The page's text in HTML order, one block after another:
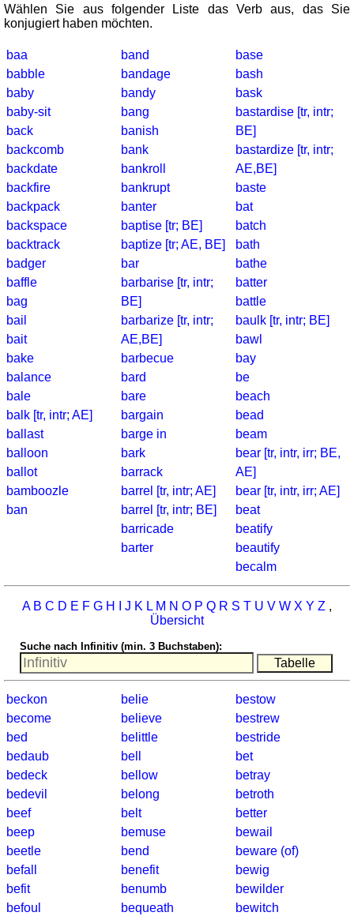
Deutsch
Englisch
Französisch
Italienisch
Lateinisch
Niederländisch
Portugiesisch
Rumänisch
Spanisch
Nützliches
Umrechner
Autokennzeichen
Sonnenstand
Fahrradtouren
Reisewortschatz
SPIELE
Geografiequiz
Länderquiz
Flüsse-
und
Städtequiz
Flaggen-,
Rechentrainer
Puzzle
Quiz
Suchbild
Tierquiz
Wählen Sie aus folgender Liste das Verb aus, das Sie
konjugiert haben möchten.
baa
babble
baby
baby-sit
back
backcomb
backdate
backfire
backpack
backspace
backtrack
badger
baffle
bag
bail
bait
bake
balance
bale
balk [tr, intr; AE]
ballast
balloon
ballot
bamboozle
ban
band
bandage
bandy
bang
banish
bank
bankroll
bankrupt
banter
baptise [tr; BE]
baptize [tr; AE, BE]
bar
barbarise [tr, intr;
BE]
barbarize [tr, intr;
AE,BE]
barbecue
bard
bare
bargain
barge in
bark
barrack
barrel [tr, intr; AE]
barrel [tr, intr; BE]
barricade
barter
base
bash
bask
bastardise [tr, intr;
BE]
bastardize [tr, intr;
AE,BE]
baste
bat
batch
bath
bathe
batter
battle
baulk [tr, intr; BE]
bawl
bay
be
beach
bead
beam
bear [tr, intr, irr; BE,
AE]
bear [tr, intr, irr; AE]
beat
beatify
beautify
becalm
A B C D E F G H J K L M N O P Q R S T U V W X Y Z ,
Übersicht
Suche nach Infinitiv (min. 3 Buchstaben):
beckon
become
bed
bedaub
bedeck
bedevil
beef
beep
beetle
befall
befit
befoul
belie
believe
belittle
bell
bellow
belong
belt
bemuse
bend
benefit
benumb
bequeath
bestow
bestrew
bestride
bet
betray
betroth
better
bewail
beware (of)
bewig
bewilder
bewitch